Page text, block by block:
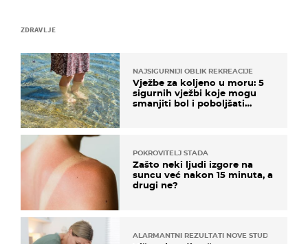
ZDRAVLJE
NAJSIGURNIJI OBLIK REKREACIJE
Vježbe za koljeno u moru: 5
sigurnih vježbi koje mogu
smanjiti bol i poboljšati
POKROVITELJ STADA
Zašto neki ljudi izgore na
suncu već nakon 15 minuta, a
drugi ne?
ALARMANTNI REZULTATI NOVE STUDIJE